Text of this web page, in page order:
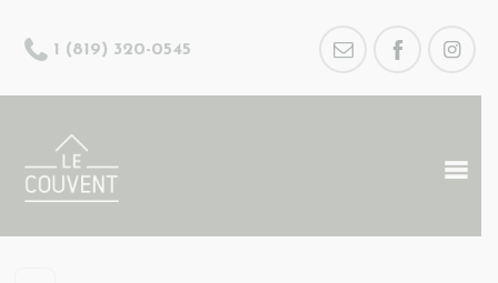
1 (819) 320-0545